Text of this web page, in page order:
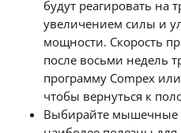
будут реагировать на
увеличением силы и
мощности. Скорость
после восьми недель
программу Compex
чтобы вернуться к
Выбирайте мышечные